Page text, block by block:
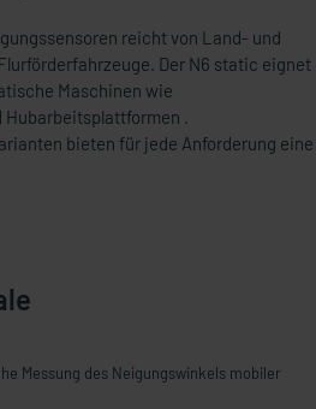
reicht von Land- und
Der N6 static eignet
Maschinen wie
.
bieten für jede Anforderung eine
Messung des Neigungswinkels mobiler